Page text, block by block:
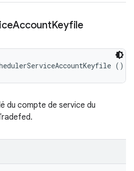
AccountKeyfile
()
du compte de service du